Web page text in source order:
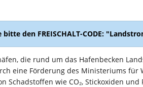
den FREISCHALT-CODE:
die rund um das Hafenbecken
eine Förderung des Ministeriums
Schadstoffen wie CO₂, Stickoxiden